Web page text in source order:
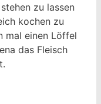
zu lassen
kochen zu
mal einen Löffel
das Fleisch